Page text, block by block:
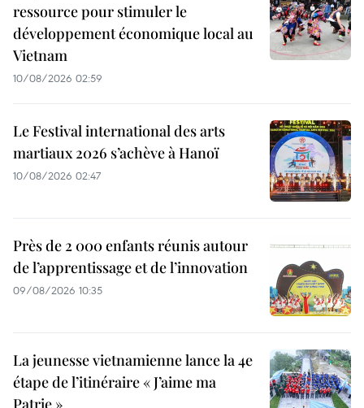
ressource pour stimuler le
développement économique local au
Vietnam
10/08/2026 02:59
Le Festival international des arts
martiaux 2026 s’achève à Hanoï
10/08/2026 02:47
Près de 2 000 enfants réunis autour
de l’apprentissage et de l’innovation
09/08/2026 10:35
La jeunesse vietnamienne lance la 4e
étape de l’itinéraire « J’aime ma
Patrie »